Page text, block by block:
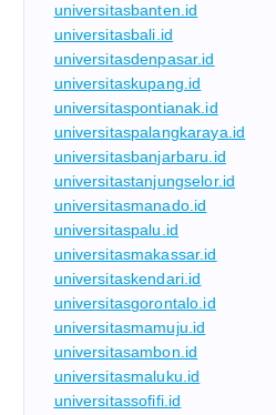
universitasbanten.id
universitasbali.id
universitasdenpasar.id
universitaskupang.id
universitaspontianak.id
universitaspalangkaraya.id
universitasbanjarbaru.id
universitastanjungselor.id
universitasmanado.id
universitaspalu.id
universitasmakassar.id
universitaskendari.id
universitasgorontalo.id
universitasmamuju.id
universitasambon.id
universitasmaluku.id
universitassofifi.id